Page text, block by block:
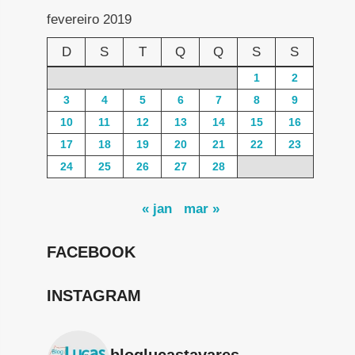
fevereiro 2019
D S T Q Q S S
1
2
3
4 5 6 7 8
9
10
11 12 13 14 15
16
17
18 19 20 21 22
23
24
25 26 27 28
« jan mar »
FACEBOOK
INSTAGRAM